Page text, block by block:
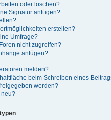
oder löschen?
Signatur anfügen?
erstellen?
Umfrage?
nicht zugreifen?
anfügen?
melden?
beim Schreiben eines
werden?
neu?